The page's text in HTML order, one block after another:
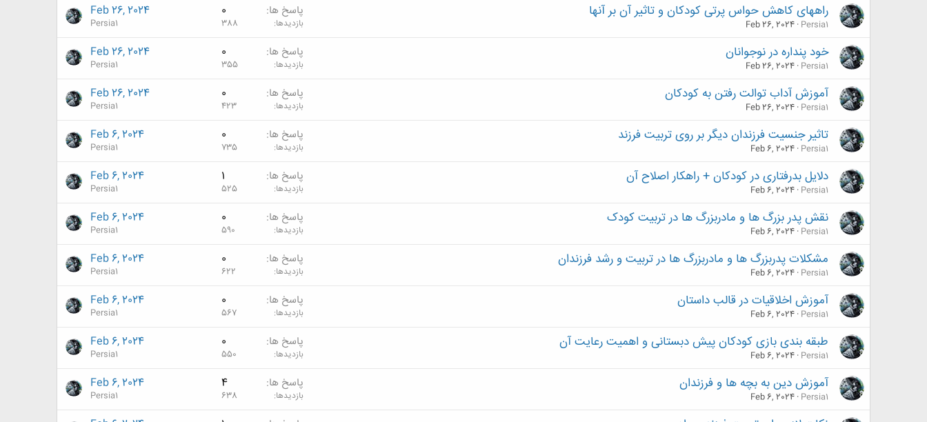
راههای کاهش حواس پرتی کودکان و تاثیر آن بر آنها
Persia1
Feb 26, 2024
پاسخ ها 0
بازدیدها 388
Feb 26, 2024
Persia1
خود پنداره در نوجوانان
Persia1
Feb 26, 2024
پاسخ ها 0
بازدیدها 355
Feb 26, 2024
Persia1
آموزش آداب توالت رفتن به کودکان
Persia1
Feb 26, 2024
پاسخ ها 0
بازدیدها 423
Feb 26, 2024
Persia1
تاثیر جنسیت فرزندان دیگر بر روی تربیت فرزند
Persia1
Feb 6, 2024
پاسخ ها 0
بازدیدها 735
Feb 6, 2024
Persia1
دلایل بدرفتاری در کودکان + راهکار اصلاح آن
Persia1
Feb 6, 2024
پاسخ ها 1
بازدیدها 525
Feb 6, 2024
Persia1
نقش پدر بزرگ ها و مادربزرگ ها در تربیت کودک
Persia1
Feb 6, 2024
پاسخ ها 0
بازدیدها 590
Feb 6, 2024
Persia1
مشکلات پدربزرگ ها و مادربزرگ ها در تربیت و رشد فرزندان
Persia1
Feb 6, 2024
پاسخ ها 0
بازدیدها 622
Feb 6, 2024
Persia1
آموزش اخلاقیات در قالب داستان
Persia1
Feb 6, 2024
پاسخ ها 0
بازدیدها 567
Feb 6, 2024
Persia1
طبقه بندی بازی کودکان پیش دبستانی و اهمیت رعایت آن
Persia1
Feb 6, 2024
پاسخ ها 0
بازدیدها 550
Feb 6, 2024
Persia1
آموزش دین به بچه ها و فرزندان
Persia1
Feb 6, 2024
پاسخ ها 4
بازدیدها 638
Feb 6, 2024
Persia1